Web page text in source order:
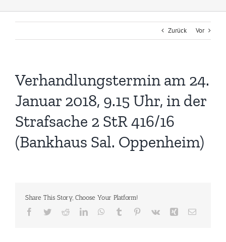
Zurück Vor
Verhandlungstermin am 24.
Januar 2018, 9.15 Uhr, in der
Strafsache 2 StR 416/16
(Bankhaus Sal. Oppenheim)
Share This Story, Choose Your Platform!
Facebook
TwitterRedditLinkedInWhatsApp
Tumblr Pinterest
Vk Xing E-